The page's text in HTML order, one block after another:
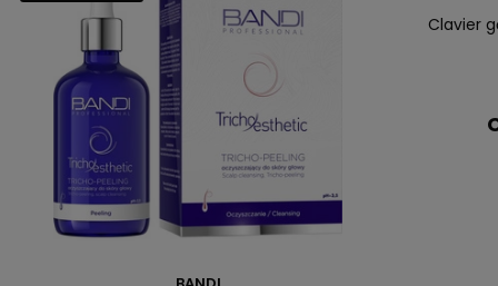
Clavier